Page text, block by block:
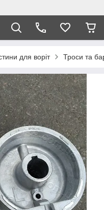
для воріт Троси та